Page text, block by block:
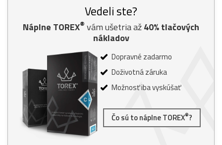
Vedeli ste?
Náplne TOREX® vám ušetria až40% tlačových
nákladov
Dopravné zadarmo
Doživotná záruka
Možnosť iba vyskúšať
Čo sú to náplne TOREX®?